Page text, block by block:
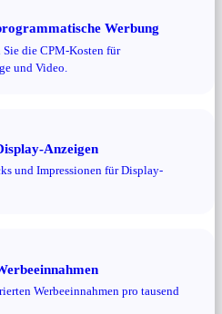
Werbung
die CPM-Kosten für
und Video.
Anzeigen
und Impressionen für Display-
Werbeeinnahmen pro tausend